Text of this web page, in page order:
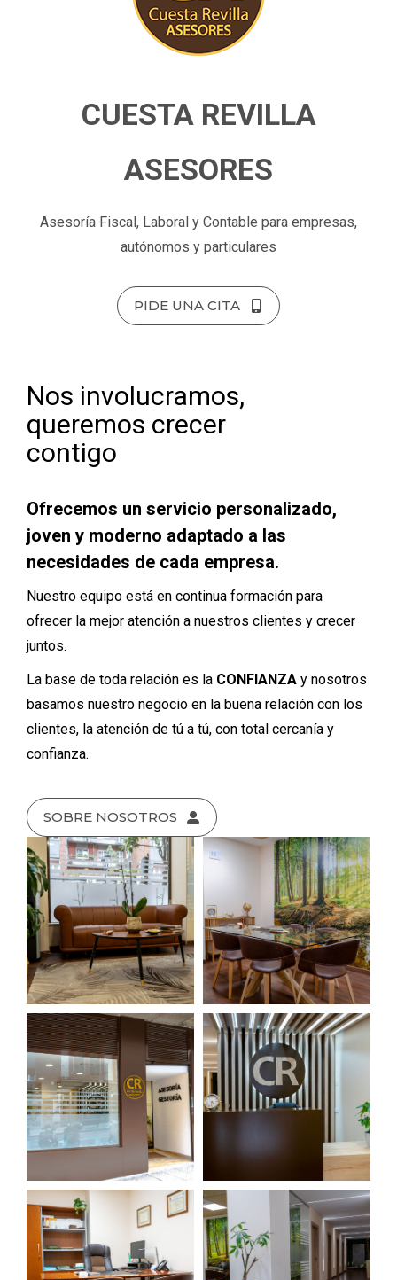
CUESTA REVILLA
ASESORES
Asesoría Fiscal, Laboral y Contable para empresas,
autónomos y particulares
PIDE UNA CITA
Nos involucramos,
queremos crecer
contigo
Ofrecemos un servicio personalizado,
joven y moderno adaptado a las
necesidades de cada empresa.
Nuestro equipo está en continua formación para
ofrecer la mejor atención a nuestros clientes y crecer
juntos.
La base de toda relación es la CONFIANZA y nosotros
basamos nuestro negocio en la buena relación con los
clientes, la atención de tú a tú, con total cercanía y
confianza.
SOBRE NOSOTROS